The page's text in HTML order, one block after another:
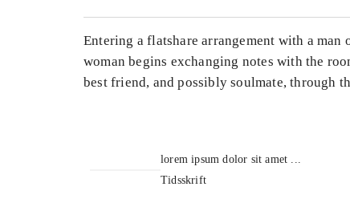
Entering a flatshare arrangement with a
woman begins exchanging notes with the
best friend, and possibly soulmate, through
lorem ipsum dolor sit amet ...
Tidsskrift